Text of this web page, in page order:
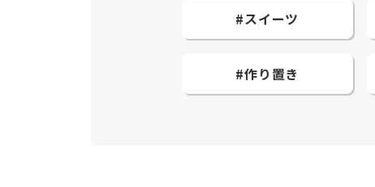
#スイーツ
#作り置き